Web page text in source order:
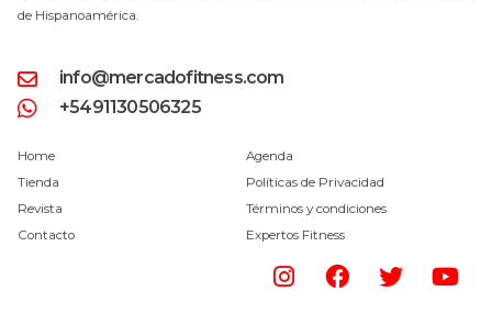
de Hispanoamérica.
info@mercadofitness.com
+5491130506325
Home
Tienda
Revista
Contacto
Agenda
Políticas de Privacidad
Términos y condiciones
Expertos Fitness